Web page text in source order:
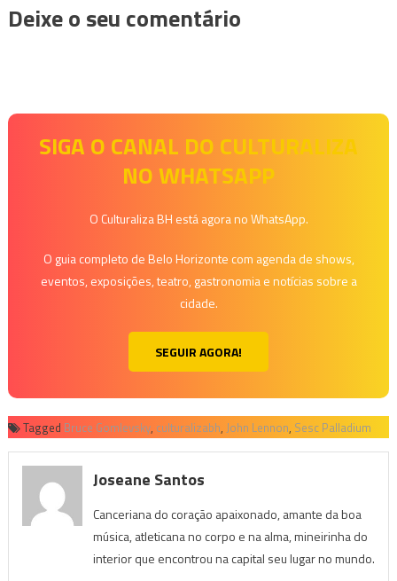
Deixe o seu comentário
SIGA O CANAL DO CULTURALIZA
NO WHATSAPP
O Culturaliza BH está agora no WhatsApp.
O guia completo de Belo Horizonte com agenda de shows,
eventos, exposições, teatro, gastronomia e notícias sobre a
cidade.
SEGUIR AGORA!
Tagged Bruce Gomlevsky, culturalizabh, John Lennon, Sesc Palladium
Joseane Santos
Canceriana do coração apaixonado, amante da boa
música, atleticana no corpo e na alma, mineirinha do
interior que encontrou na capital seu lugar no mundo.